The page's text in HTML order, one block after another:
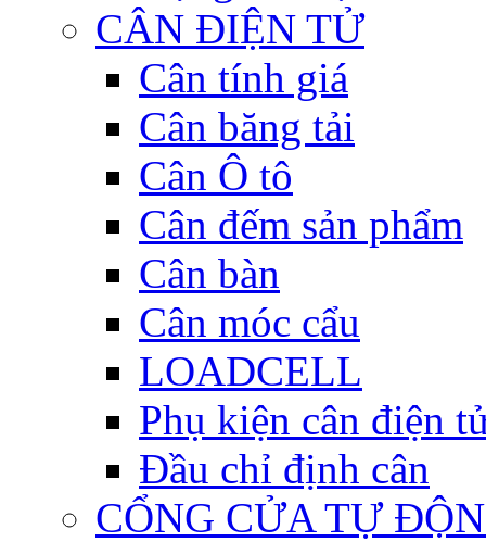
CÂN ĐIỆN TỬ
Cân tính giá
Cân băng tải
Cân Ô tô
Cân đếm sản phẩm
Cân bàn
Cân móc cẩu
LOADCELL
Phụ kiện cân điện
Đầu chỉ định cân
CỔNG CỬA TỰ